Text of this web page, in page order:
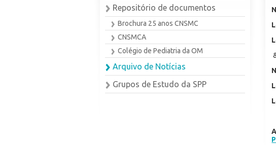
Repositório de documentos
Brochura 25 anos CNSMC
CNSMCA
Colégio de Pediatria da OM
Arquivo de Notícias
Grupos de Estudo da SPP